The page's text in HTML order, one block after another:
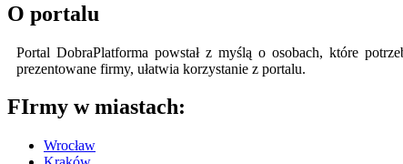
O portalu
Portal DobraPlatforma powstał z myślą o osobach, które
prezentowane firmy, ułatwia korzystanie z portalu.
FIrmy w miastach:
Wrocław